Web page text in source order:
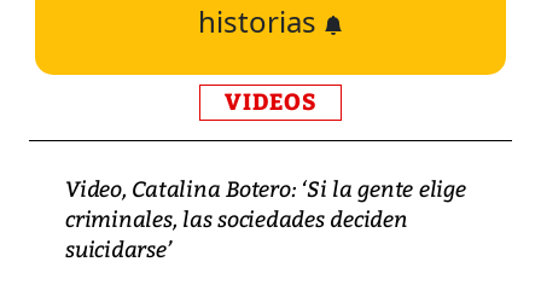
historias
VIDEOS
Video, Catalina Botero: ‘Si la gente elige
criminales, las sociedades deciden
suicidarse’